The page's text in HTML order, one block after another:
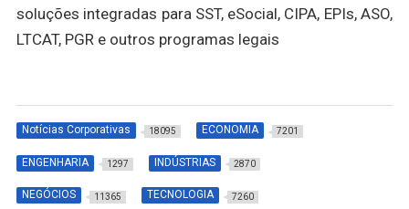
soluções integradas para SST, eSocial, CIPA, EPIs, ASO,
LTCAT, PGR e outros programas legais
Notícias Corporativas 18095 ECONOMIA 7201
ENGENHARIA 1297 INDÚSTRIAS 2870
NEGÓCIOS 11365 TECNOLOGIA 7260